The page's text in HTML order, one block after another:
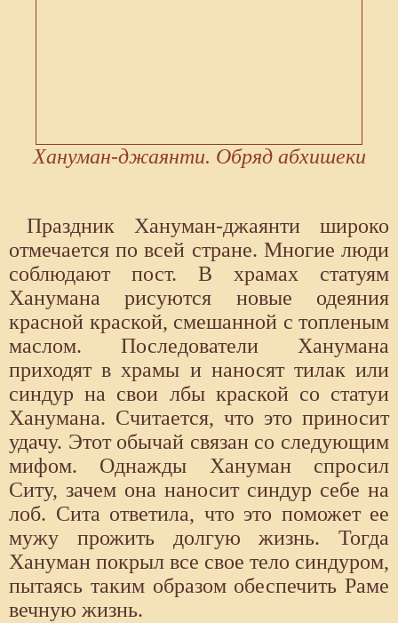
Хануман-джаянти. Обряд абхишеки
Праздник Хануман-джаянти широко
отмечается по всей стране. Многие люди
соблюдают пост. В храмах статуям
Ханумана рисуются новые одеяния
красной краской, смешанной с топленым
маслом. Последователи Ханумана
приходят в храмы и наносят тилак или
синдур на свои лбы краской со статуи
Ханумана. Считается, что это приносит
удачу. Этот обычай связан со следующим
мифом. Однажды Хануман спросил
Ситу, зачем она наносит синдур себе на
лоб. Сита ответила, что это поможет ее
мужу прожить долгую жизнь. Тогда
Хануман покрыл все свое тело синдуром,
пытаясь таким образом обеспечить Раме
вечную жизнь.